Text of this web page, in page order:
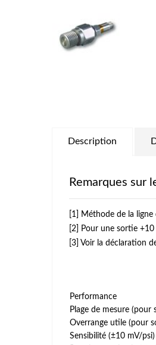
Description
Remarques sur
[1] Méthode de la
[2] Pour une sortie
[3] Voir la déclaration
Performance
Plage de mesure (pour
Overrange utile (pour
Sensibilité (±10 mV/psi)